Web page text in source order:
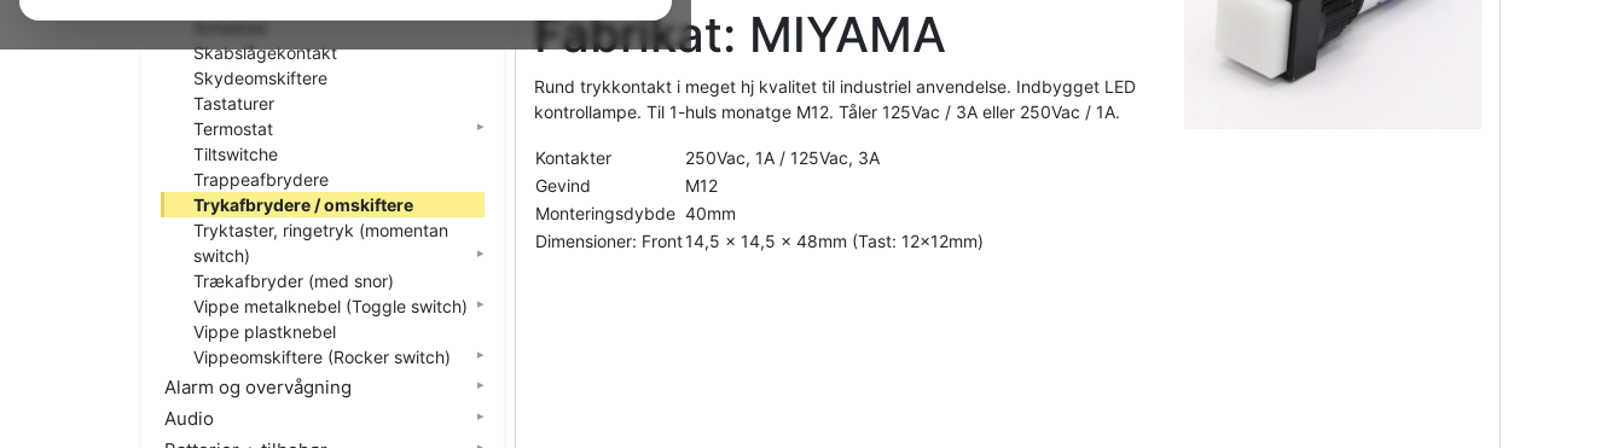
Fabrikat: MIYAMA
Rund trykkontakt i meget hj kvalitet til industriel anvendelse. Indbygget LED
kontrollampe. Til 1-huls monatge M12. Tåler 125Vac / 3A eller 250Vac / 1A.
Kontakter
250Vac, 1A / 125Vac, 3A
Gevind
M12
Monteringsdybde 40mm
Dimensioner: Front14,5 x 14,5 x 48mm (Tast: 12x12mm)
Schadow
Skabslågekontakt
Skydeomskiftere
Tastaturer
Termostat
Tiltswitche
Trappeafbrydere
Trykafbrydere / omskiftere
Tryktaster, ringetryk (momentan
switch)
Trækafbryder (med snor)
Vippe metalknebel (Toggle switch)
Vippe plastknebel
Vippeomskiftere (Rocker switch)
Alarm og overvågning
Audio